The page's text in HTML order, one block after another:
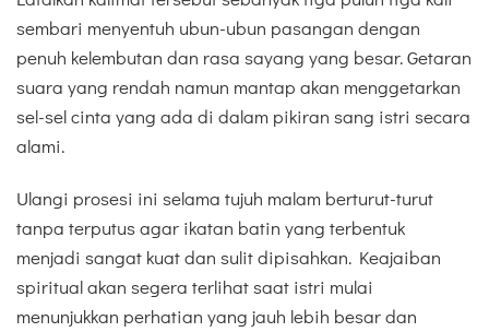
sembari menyentuh ubun-ubun pasangan dengan
penuh kelembutan dan rasa sayang yang besar. Getaran
suara yang rendah namun mantap akan menggetarkan
sel-sel cinta yang ada di dalam pikiran sang istri secara
alami.
Ulangi prosesi ini selama tujuh malam berturut-turut
tanpa terputus agar ikatan batin yang terbentuk
menjadi sangat kuat dan sulit dipisahkan. Keajaiban
spiritual akan segera terlihat saat istri mulai
menunjukkan perhatian yang jauh lebih besar dan